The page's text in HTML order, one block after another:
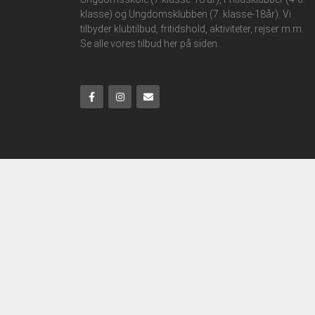
klasse) og Ungdomsklubben (7. klasse-18år). Vi
tilbyder klubtilbud, fritidshold, aktiviteter, rejser m.m.
Se alle vores tilbud her på siden.